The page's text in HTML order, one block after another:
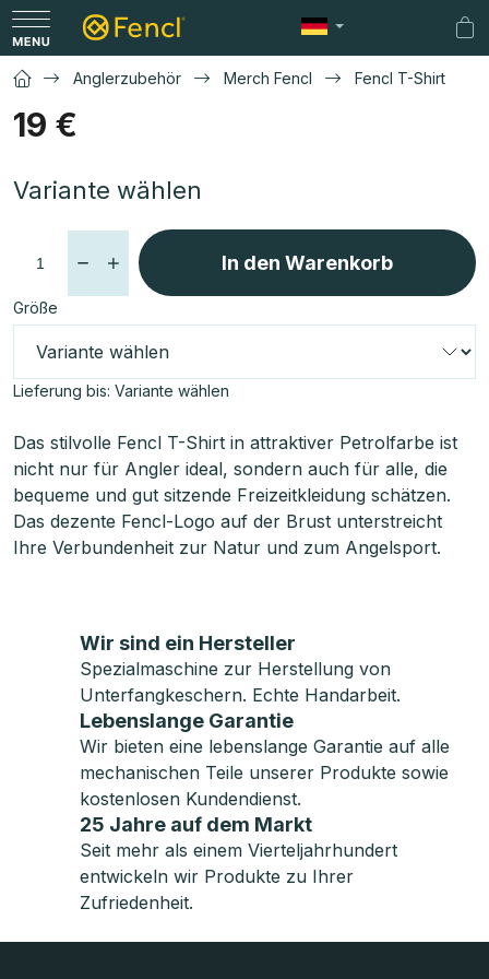
Zum
Inhalt
springen
Anglerzubehör Merch Fencl Fencl T-Shirt
19 €
Variante wählen
Größe
Lieferung bis: Variante wählen
In den Warenkorb
Das stilvolle Fencl T-Shirt in attraktiver Petrolfarbe ist
nicht nur für Angler ideal, sondern auch für alle, die
bequeme und gut sitzende Freizeitkleidung schätzen.
Das dezente Fencl-Logo auf der Brust unterstreicht
Ihre Verbundenheit zur Natur und zum Angelsport.
Wir sind ein Hersteller
Spezialmaschine zur Herstellung von
Unterfangkeschern. Echte Handarbeit.
Lebenslange Garantie
Wir bieten eine lebenslange Garantie auf alle
mechanischen Teile unserer Produkte sowie
kostenlosen Kundendienst.
25 Jahre auf dem Markt
Seit mehr als einem Vierteljahrhundert
entwickeln wir Produkte zu Ihrer
Zufriedenheit.